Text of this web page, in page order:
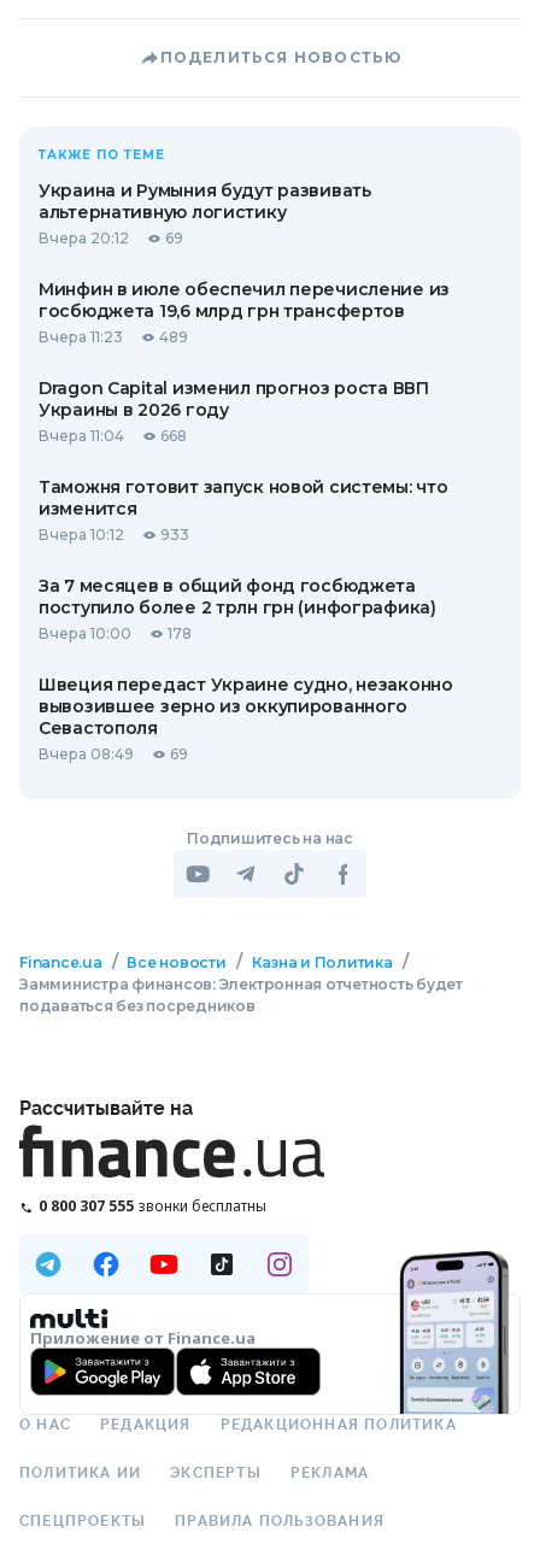
ПОДЕЛИТЬСЯ НОВОСТЬЮ
ТАКЖЕ ПО ТЕМЕ
Украина и Румыния будут развивать
альтернативную логистику
Вчера 20:12 69
Минфин в июле обеспечил перечисление из
госбюджета 19,6 млрд грн трансфертов
Вчера 11:23 489
Dragon Capital изменил прогноз роста ВВП
Украины в 2026 году
Вчера 11:04 668
Таможня готовит запуск новой системы: что
изменится
Вчера 10:12 933
За 7 месяцев в общий фонд госбюджета
поступило более 2 трлн грн (инфографика)
Вчера 10:00 178
Швеция передаст Украине судно, незаконно
вывозившее зерно из оккупированного
Севастополя
Вчера 08:49 69
Подпишитесь на нас
Finance.ua / Все новости / Казна и Политика /
Замминистра финансов: Электронная отчетность будет
подаваться без посредников
Рассчитывайте на
0 800 307 555 звонки бесплатны
Приложение от Finance.ua
О НАС РЕДАКЦИЯ РЕДАКЦИОННАЯ ПОЛИТИКА
ПОЛИТИКА ИИ ЭКСПЕРТЫ РЕКЛАМА
СПЕЦПРОЕКТЫ ПРАВИЛА ПОЛЬЗОВАНИЯ